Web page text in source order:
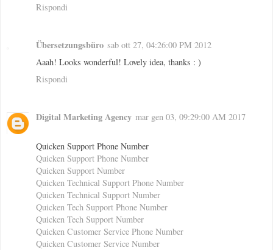
Rispondi
Übersetzungsbüro sab ott 27, 04:26:00 PM 2012
Aaah! Looks wonderful! Lovely idea, thanks : )
Rispondi
Digital Marketing Agency mar gen 03, 09:29:00 AM 2017
Quicken Support Phone Number
Quicken Support Phone Number
Quicken Support Number
Quicken Technical Support Phone Number
Quicken Technical Support Number
Quicken Tech Support Phone Number
Quicken Tech Support Number
Quicken Customer Service Phone Number
Quicken Customer Service Number